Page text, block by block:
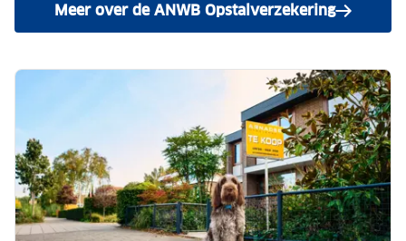
Meer over de ANWB Opstalverzekering
en bereken je premie.